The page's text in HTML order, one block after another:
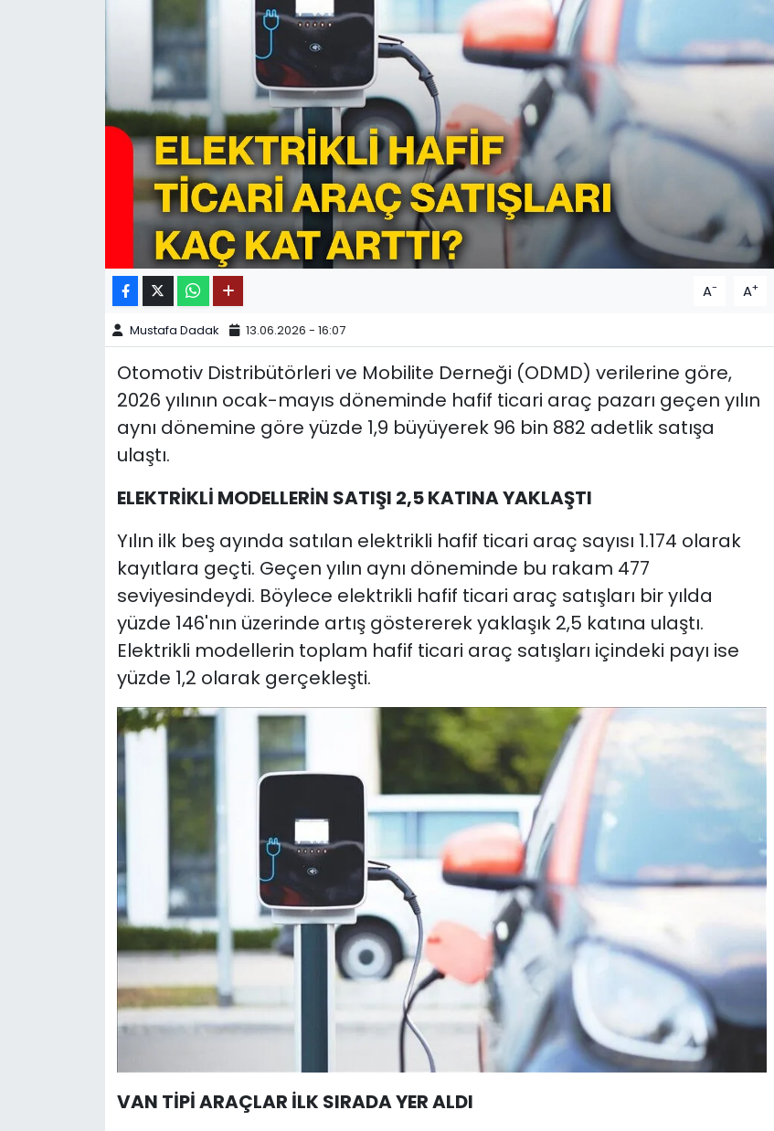
A- A+
Mustafa Dadak 13.06.2026 - 16:07
Otomotiv Distribütörleri ve Mobilite Derneği (ODMD) verilerine göre,
2026 yılının ocak-mayıs döneminde hafif ticari araç pazarı geçen yılın
aynı dönemine göre yüzde 1,9 büyüyerek 96 bin 882 adetlik satışa
ulaştı.
ELEKTRİKLİ MODELLERİN SATIŞI 2,5 KATINA YAKLAŞTI
Yılın ilk beş ayında satılan elektrikli hafif ticari araç sayısı 1.174 olarak
kayıtlara geçti. Geçen yılın aynı döneminde bu rakam 477
seviyesindeydi. Böylece elektrikli hafif ticari araç satışları bir yılda
yüzde 146'nın üzerinde artış göstererek yaklaşık 2,5 katına ulaştı.
Elektrikli modellerin toplam hafif ticari araç satışları içindeki payı ise
yüzde 1,2 olarak gerçekleşti.
VAN TİPİ ARAÇLAR İLK SIRADA YER ALDI